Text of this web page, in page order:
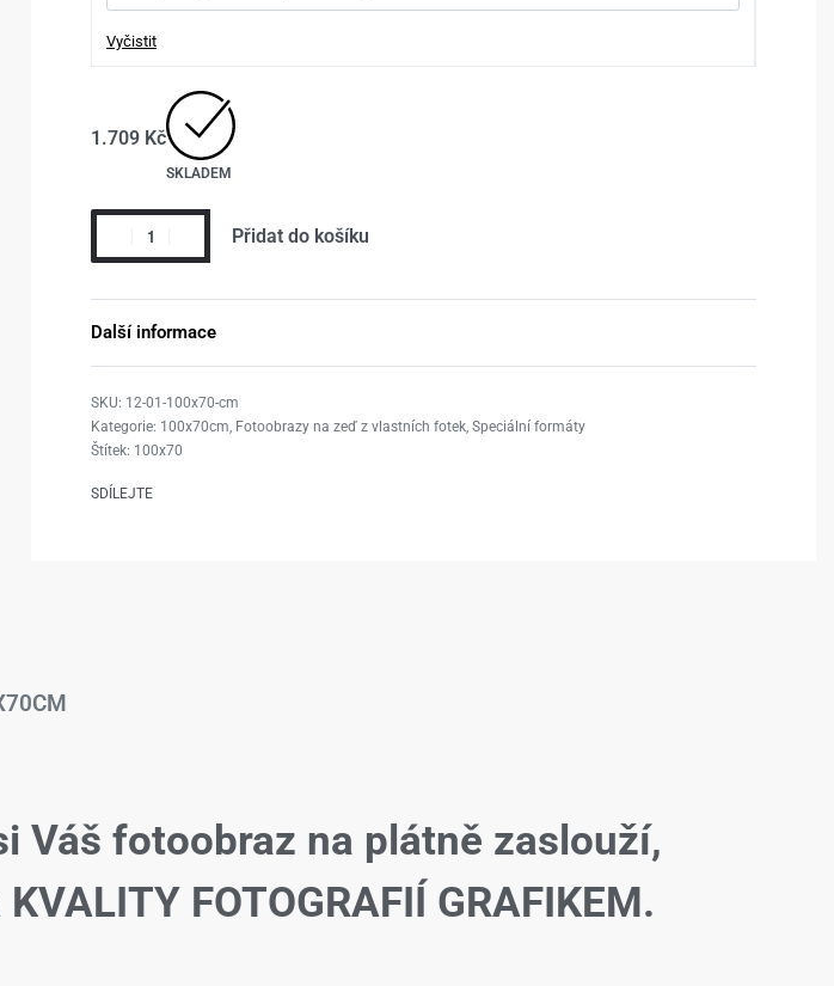
Vyčistit
1.709 Kč
SKLADEM
Přidat do košíku
Další informace
12-01-100x70-cm
Kategorie: 100x70cm, Fotoobrazy na zeď z vlastních fotek, Speciální formáty
Štítek: 100x70
SDÍLEJTE
Váš fotoobraz na plátně zaslouží,
FOTOGRAFIÍ GRAFIKEM.